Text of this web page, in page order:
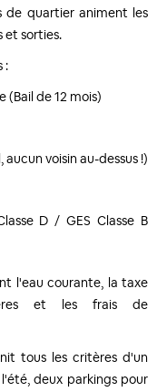
de quartier animent les
et sorties.
:
(Bail de 12 mois)
voisin au-dessus !)
D / GES Classe B
l'eau courante, la taxe
et les frais de
tous les critères d'un
deux parkings pour